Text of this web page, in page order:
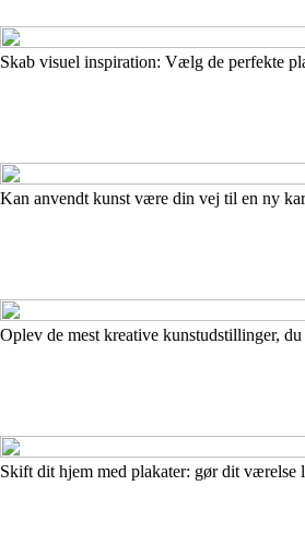
Skab visuel inspiration: Vælg de perfekte
Kan anvendt kunst være din vej til en ny
Oplev de mest kreative kunstudstillinger,
Skift dit hjem med plakater: gør dit værelse